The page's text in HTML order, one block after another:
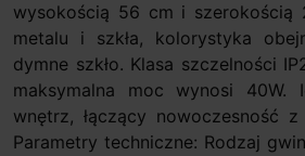
wysokością 56 cm i szerokością
metalu i szkła, kolorystyka
dymne szkło. Klasa szczelności
maksymalna moc wynosi 40W.
wnętrz, łączący nowoczesność
Parametry techniczne: Rodzaj